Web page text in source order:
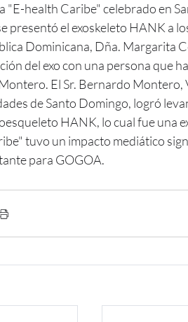
"E-health Caribe" celebrado en
presentó el exoskeleto HANK a
Dominicana, Dña. Margarita
del exo con una persona que
El Sr. Bernardo Montero,
de Santo Domingo, logró
HANK, lo cual fue una
tuvo un impacto mediático
para GOGOA.